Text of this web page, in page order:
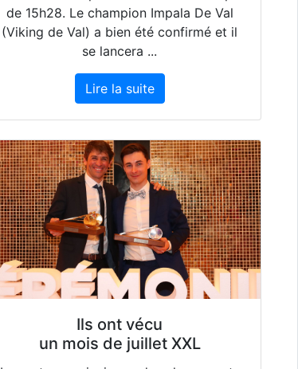
de 15h28. Le champion Impala De Val
(Viking de Val) a bien été confirmé et il
se lancera ...
Lire la suite
Ils ont vécu
un mois de juillet XXL